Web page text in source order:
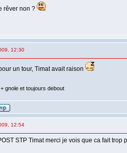
rêver non ?
12:30
un tour, Timat avait raison
gnole et toujours debout
12:54
STP Timat merci je vois que ca fait